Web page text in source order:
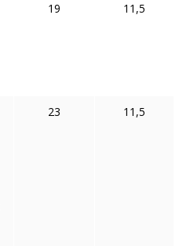
19 11,5
23 11,5